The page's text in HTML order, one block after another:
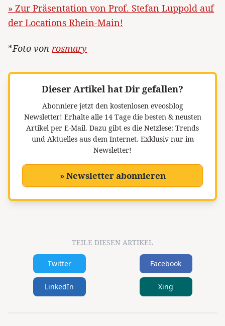
» Zur Präsentation von Prof. Stefan Luppold auf
der Locations Rhein-Main!
*Foto von rosmary
Dieser Artikel hat Dir gefallen?
Abonniere jetzt den kostenlosen eveosblog
Newsletter! Erhalte alle 14 Tage die besten & neusten
Artikel per E-Mail. Dazu gibt es die Netzlese: Trends
und Aktuelles aus dem Internet. Exklusiv nur im
Newsletter!
» Newsletter abonnieren
TEILE DIESEN ARTIKEL
Twitter Facebook
LinkedIn Xing